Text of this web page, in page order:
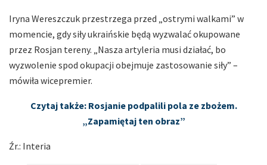
Iryna Wereszczuk przestrzega przed „ostrymi walkami” w
momencie, gdy siły ukraińskie będą wyzwalać okupowane
przez Rosjan tereny. „Nasza artyleria musi działać, bo
wyzwolenie spod okupacji obejmuje zastosowanie siły” –
mówiła wicepremier.
Czytaj także: Rosjanie podpalili pola ze zbożem.
„Zapamiętaj ten obraz”
Źr.: Interia